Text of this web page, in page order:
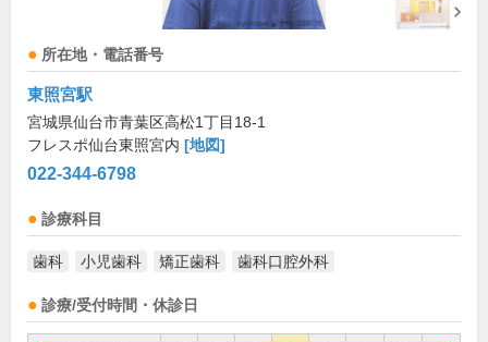
所在地・電話番号
東照宮駅
宮城県仙台市青葉区高松1丁目18-1
フレスポ仙台東照宮内 [地図]
022-344-6798
診療科目
歯科 小児歯科 矯正歯科 歯科口腔外科
診療/受付時間・休診日